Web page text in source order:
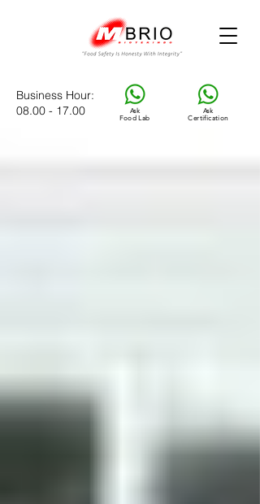
Ask
Food Lab
Ask
Certification
Business Hour:
08.00 - 17.00